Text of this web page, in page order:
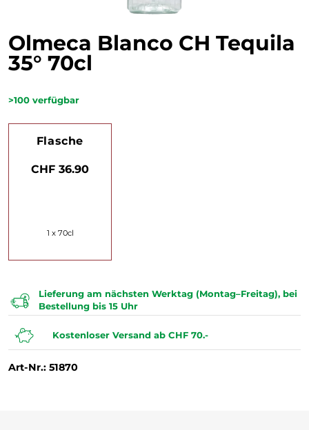
Olmeca Blanco CH Tequila
35° 70cl
>100 verfügbar
Flasche
CHF 36.90
1 x 70cl
Lieferung am nächsten Werktag (Montag–Freitag), bei
Bestellung bis 15 Uhr
Kostenloser Versand ab CHF 70.-
Art-Nr.: 51870